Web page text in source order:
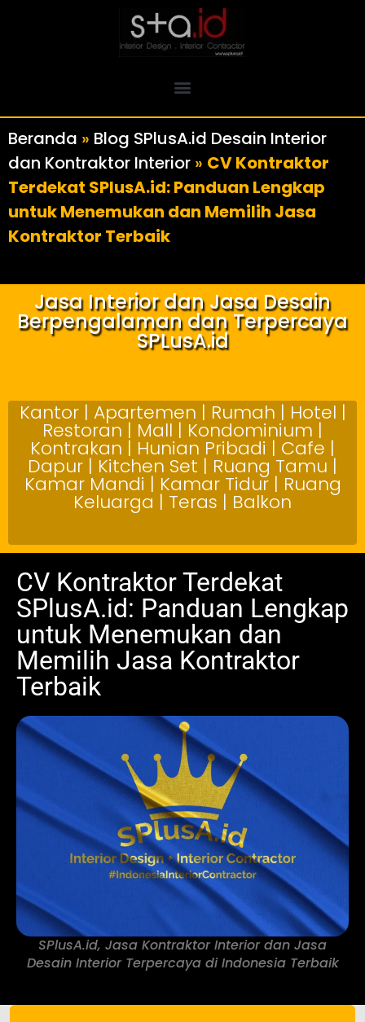
Beranda » Blog SPlusA.id Desain Interior
dan Kontraktor Interior » CV Kontraktor
Terdekat SPlusA.id: Panduan Lengkap
untuk Menemukan dan Memilih Jasa
Kontraktor Terbaik
Jasa Interior dan Jasa Desain
Berpengalaman dan Terpercaya
SPLusA.id
Kantor | Apartemen | Rumah | Hotel |
Restoran | Mall | Kondominium |
Kontrakan | Hunian Pribadi | Cafe |
Dapur | Kitchen Set | Ruang Tamu |
Kamar Mandi | Kamar Tidur | Ruang
Keluarga | Teras | Balkon
CV Kontraktor Terdekat
SPlusA.id: Panduan Lengkap
untuk Menemukan dan
Memilih Jasa Kontraktor
Terbaik
SPlusA.id, Jasa Kontraktor Interior dan Jasa
Desain Interior Terpercaya di Indonesia Terbaik